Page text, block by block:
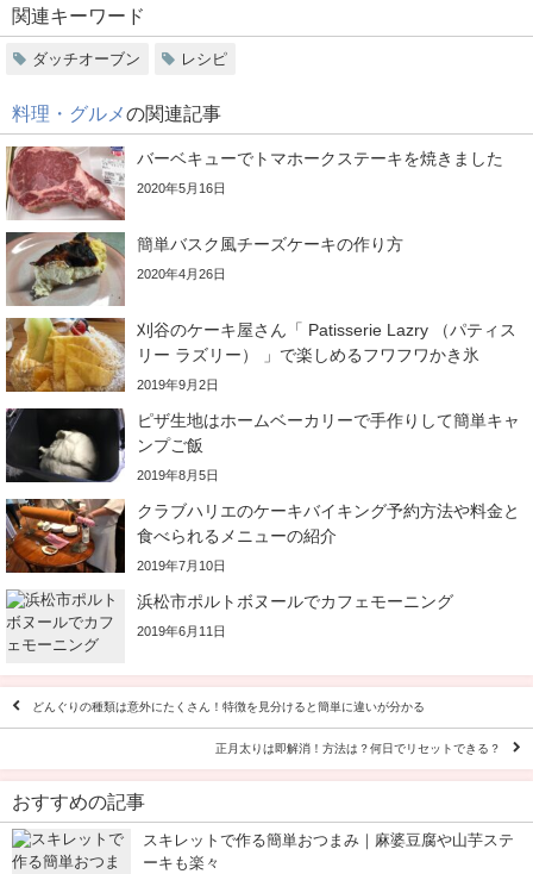
関連キーワード
ダッチオーブン レシピ
料理・グルメの関連記事
バーベキューでトマホークステーキを焼きました
2020年5月16日
簡単バスク風チーズケーキの作り方
2020年4月26日
刈谷のケーキ屋さん「 Patisserie Lazry （パティス
リー ラズリー） 」で楽しめるフワフワかき氷
2019年9月2日
ピザ生地はホームベーカリーで手作りして簡単キャ
ンプご飯
2019年8月5日
クラブハリエのケーキバイキング予約方法や料金と
食べられるメニューの紹介
2019年7月10日
浜松市ポルトボヌールでカフェモーニング
2019年6月11日
どんぐりの種類は意外にたくさん！特徴を見分けると簡単に違いが分かる
正月太りは即解消！方法は？何日でリセットできる？
おすすめの記事
スキレットで作る簡単おつまみ｜麻婆豆腐や山芋ステ
ーキも楽々